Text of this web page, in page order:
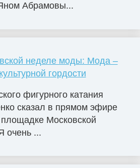
Абрамовы...
неделе моды: Мода –
гордости
фигурного катания
сказал в прямом эфире
Московской
очень ...